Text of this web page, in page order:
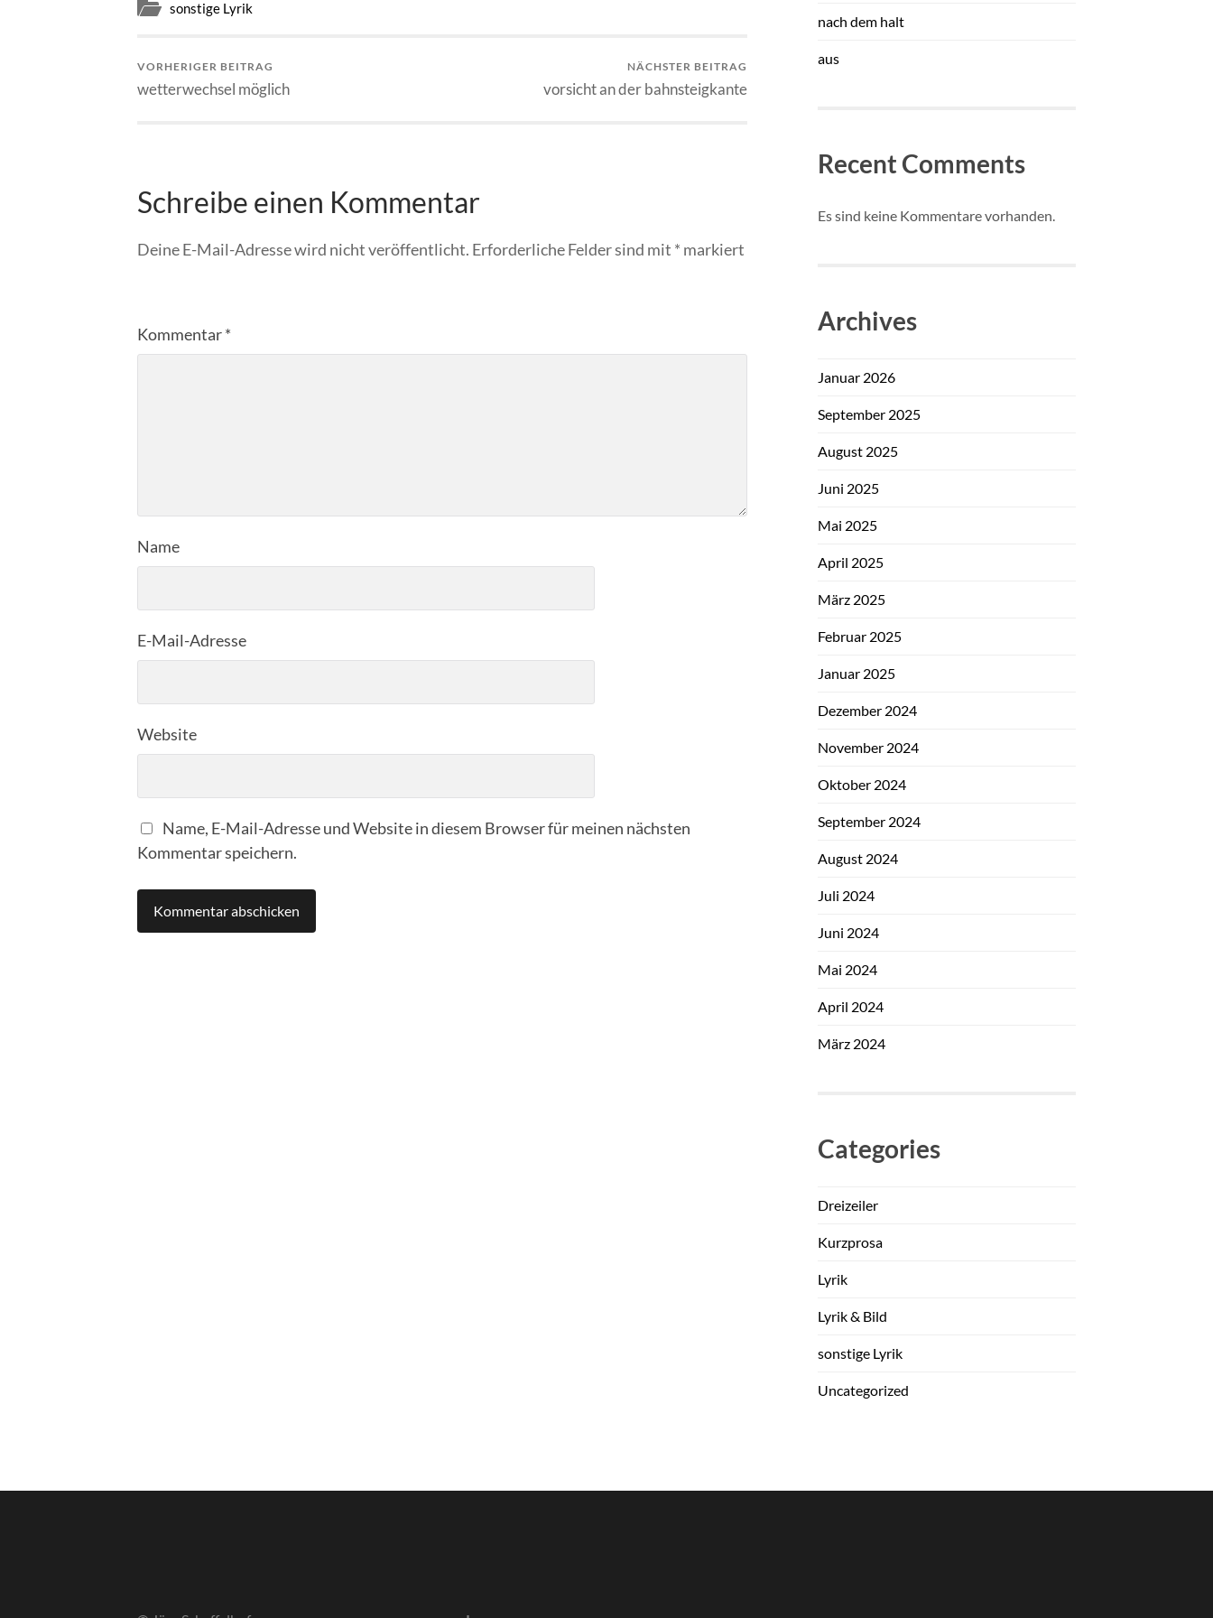
sonstige Lyrik
VORHERIGER BEITRAG
wetterwechsel möglich
NÄCHSTER BEITRAG
vorsicht an der bahnsteigkante
Schreibe einen Kommentar
Deine E-Mail-Adresse wird nicht veröffentlicht. Erforderliche Felder sind mit * markiert
Kommentar*
Name
E-Mail-Adresse
Website
Name, E-Mail-Adresse und Website in diesem Browser für meinen nächsten
Kommentar speichern.
nach dem halt
aus
Recent Comments
Es sind keine Kommentare vorhanden.
Archives
Januar 2026
September 2025
August 2025
Juni 2025
Mai 2025
April 2025
März 2025
Februar 2025
Januar 2025
Dezember 2024
November 2024
Oktober 2024
September 2024
August 2024
Juli 2024
Juni 2024
Mai 2024
April 2024
März 2024
Categories
Dreizeiler
Kurzprosa
Lyrik
Lyrik & Bild
sonstige Lyrik
Uncategorized